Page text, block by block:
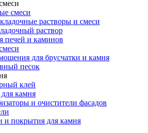
смеси
растворы и смеси
раствор
печей и каминов
для брусчатки и камня
песок
клей
камня
и очистители фасадов
и покрытия для камня